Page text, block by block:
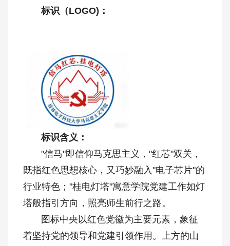
标识（LOGO)：
标识含义：
"信马"即信仰马克思主义，"红芯"双关，
既指红色思想核心，又巧妙融入"电子芯片"的
行业特色；"桂电灯塔"寓意学院党建工作如灯
塔般指引方向，照亮师生前行之路。
图标中央以红色党徽为主要元素，象征
着坚持党的领导和党建引领作用。上方的山